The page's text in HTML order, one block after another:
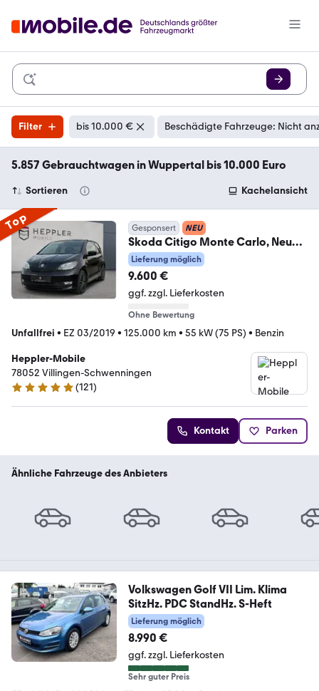
Filter bis 10.000 € Beschädigte Fahrzeuge: Nicht
5.857 Gebrauchtwagen in Wuppertal bis 10.000 Euro
Sortieren Kachelansicht
Top Gesponsert NEU
Skoda Citigo Monte Carlo, Neuer
Service
Lieferung möglich
9.600 €
ggf. zzgl. Lieferkosten
Ohne Bewertung
Unfallfrei • EZ 03/2019 • 125.000 km • 55 kW (75 PS) • Benzin
Heppler-Mobile
78052 Villingen-Schwenningen
4.8 Sterne
(121)
Kontakt Parken
Ähnliche Fahrzeuge des Anbieters
Volkswagen Golf VII Lim. Klima
SitzHz. PDC StandHz. S-Heft
Lieferung möglich
8.990 €
ggf. zzgl. Lieferkosten
Sehr guter Preis